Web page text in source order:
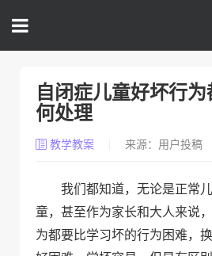
自闭症儿童好坏行
何处理
教学教案 来源：用户投稿
我们都知道，无论是正常
童，甚至作为家长和大人来说
为都要比学习坏的行为困难，